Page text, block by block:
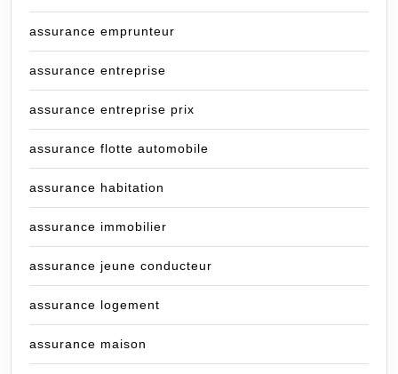
assurance emprunteur
assurance entreprise
assurance entreprise prix
assurance flotte automobile
assurance habitation
assurance immobilier
assurance jeune conducteur
assurance logement
assurance maison